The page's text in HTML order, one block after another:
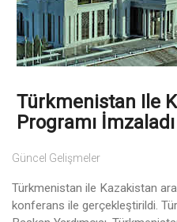
Türkmenistan Ile
Programı İmzaladı
Güncel Gelişmeler
Türkmenistan ile Kazakistan
konferans ile gerçekleştirildi.